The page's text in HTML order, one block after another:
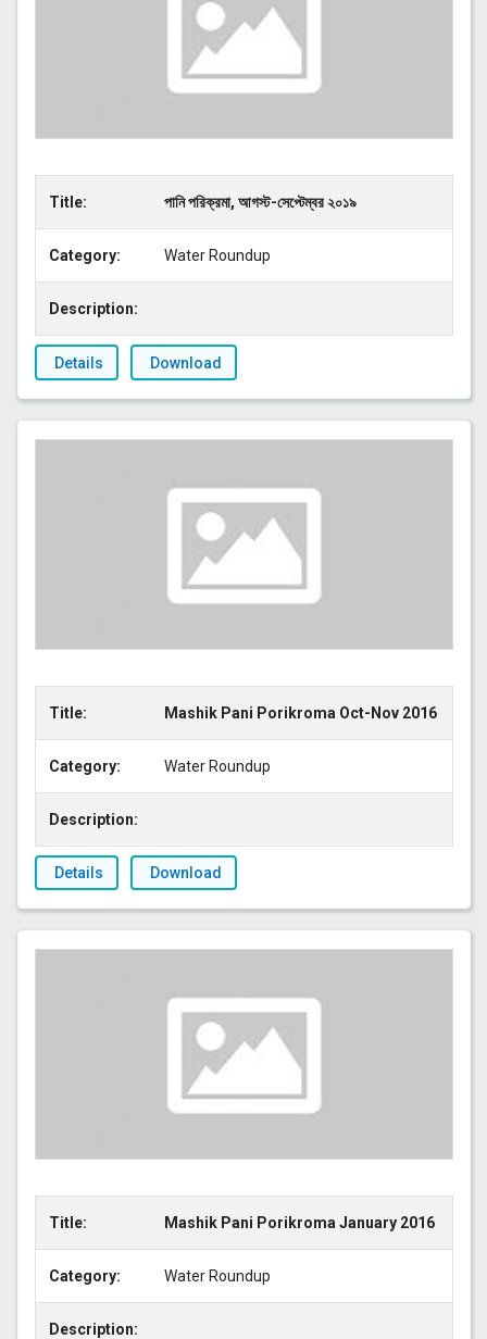
Title: পানি পরিক্রমা, আগস্ট-সেপ্টেম্বর ২০১৯
Category: Water Roundup
Description:
Details Download
Title: Mashik Pani Porikroma Oct-Nov 2016
Category: Water Roundup
Description:
Details Download
Title: Mashik Pani Porikroma January 2016
Category: Water Roundup
Description: